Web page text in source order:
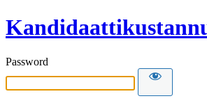
Password